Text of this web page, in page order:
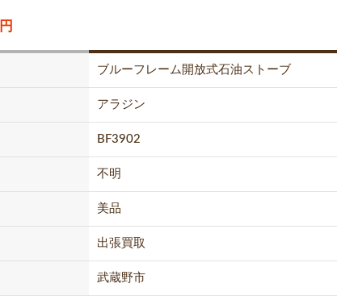
円
ブルーフレーム開放式石油ストーブ
アラジン
BF3902
不明
美品
出張買取
武蔵野市